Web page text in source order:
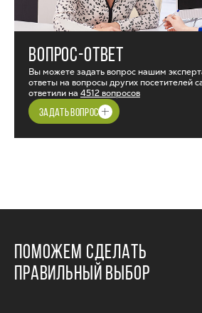
ВОПРОС-ОТВЕТ
Вы можете задать вопрос нашим
ответы на вопросы других посетителей
ответили на 4512 вопросов
ЗАДАТЬ ВОПРОС
ПОМОЖЕМ СДЕЛАТЬ
ПРАВИЛЬНЫЙ ВЫБОР